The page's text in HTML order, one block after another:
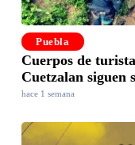
Puebla
Cuerpos de
Cuetzalan siguen
hace 1 semana